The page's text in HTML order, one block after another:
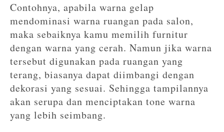
Contohnya, apabila warna gelap
mendominasi warna ruangan pada salon,
maka sebaiknya kamu memilih furnitur
dengan warna yang cerah. Namun jika warna
tersebut digunakan pada ruangan yang
terang, biasanya dapat diimbangi dengan
dekorasi yang sesuai. Sehingga tampilannya
akan serupa dan menciptakan tone warna
yang lebih seimbang.